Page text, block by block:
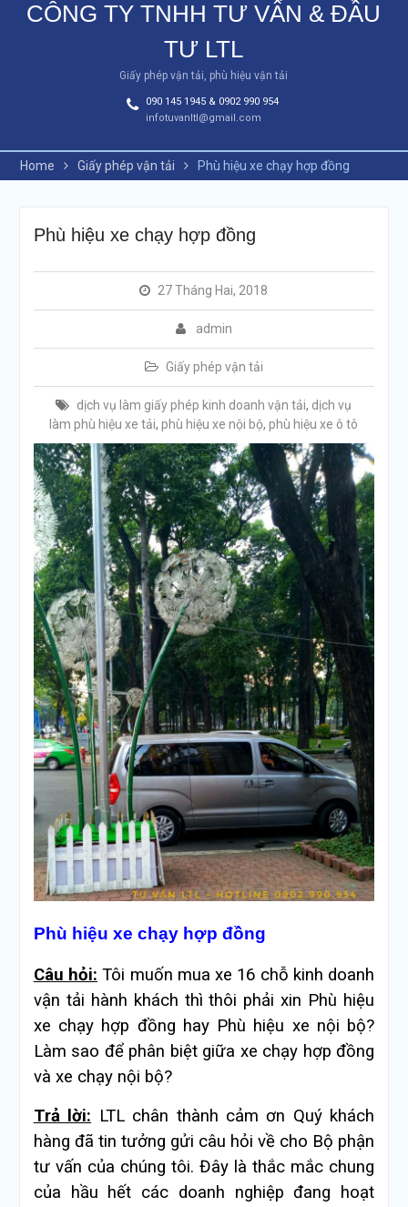
CÔNG TY TNHH TƯ VẤN & ĐẦU
TƯ LTL
Giấy phép vận tải, phù hiệu vận tải
090 145 1945 & 0902 990 954
infotuvanltl@gmail.com
Home Giấy phép vận tải Phù hiệu xe chạy hợp đồng
Phù hiệu xe chạy hợp đồng
27 Tháng Hai, 2018
admin
Giấy phép vận tải
dịch vụ làm giấy phép kinh doanh vận tải, dịch vụ
làm phù hiệu xe tải,phù hiệu xe nội bộ,phù hiệu xe ô tô
Phù hiệu xe chạy hợp đồng
Câu hỏi: Tôi muốn mua xe 16 chỗ kinh doanh
vận tải hành khách thì thôi phải xin Phù hiệu
xe chạy hợp đồng hay Phù hiệu xe nội bộ?
Làm sao để phân biệt giữa xe chạy hợp đồng
và xe chạy nội bộ?
Trả lời: LTL chân thành cảm ơn Quý khách
hàng đã tin tưởng gửi câu hỏi về cho Bộ phận
tư vấn của chúng tôi. Đây là thắc mắc chung
của hầu hết các doanh nghiệp đang hoạt